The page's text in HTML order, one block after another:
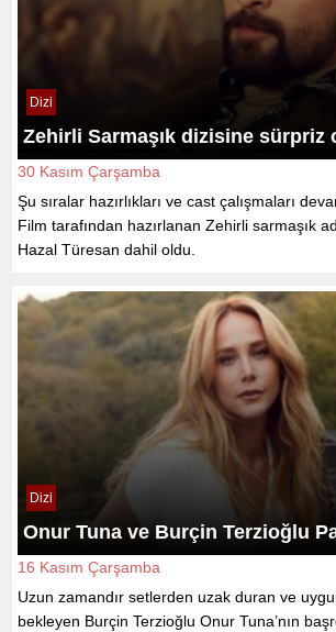
Dizi
Zehirli Sarmaşık dizisine sürpriz
30 Kasım Çarşamba
Şu sıralar hazırlıkları ve cast çalışmaları
Film tarafından hazırlanan Zehirli sarmaşık
Hazal Türesan dahil oldu.
Dizi
Onur Tuna ve Burçin Terzioğlu
16 Kasım Çarşamba
Uzun zamandır setlerden uzak duran ve
bekleyen Burçin Terzioğlu Onur Tuna’nın